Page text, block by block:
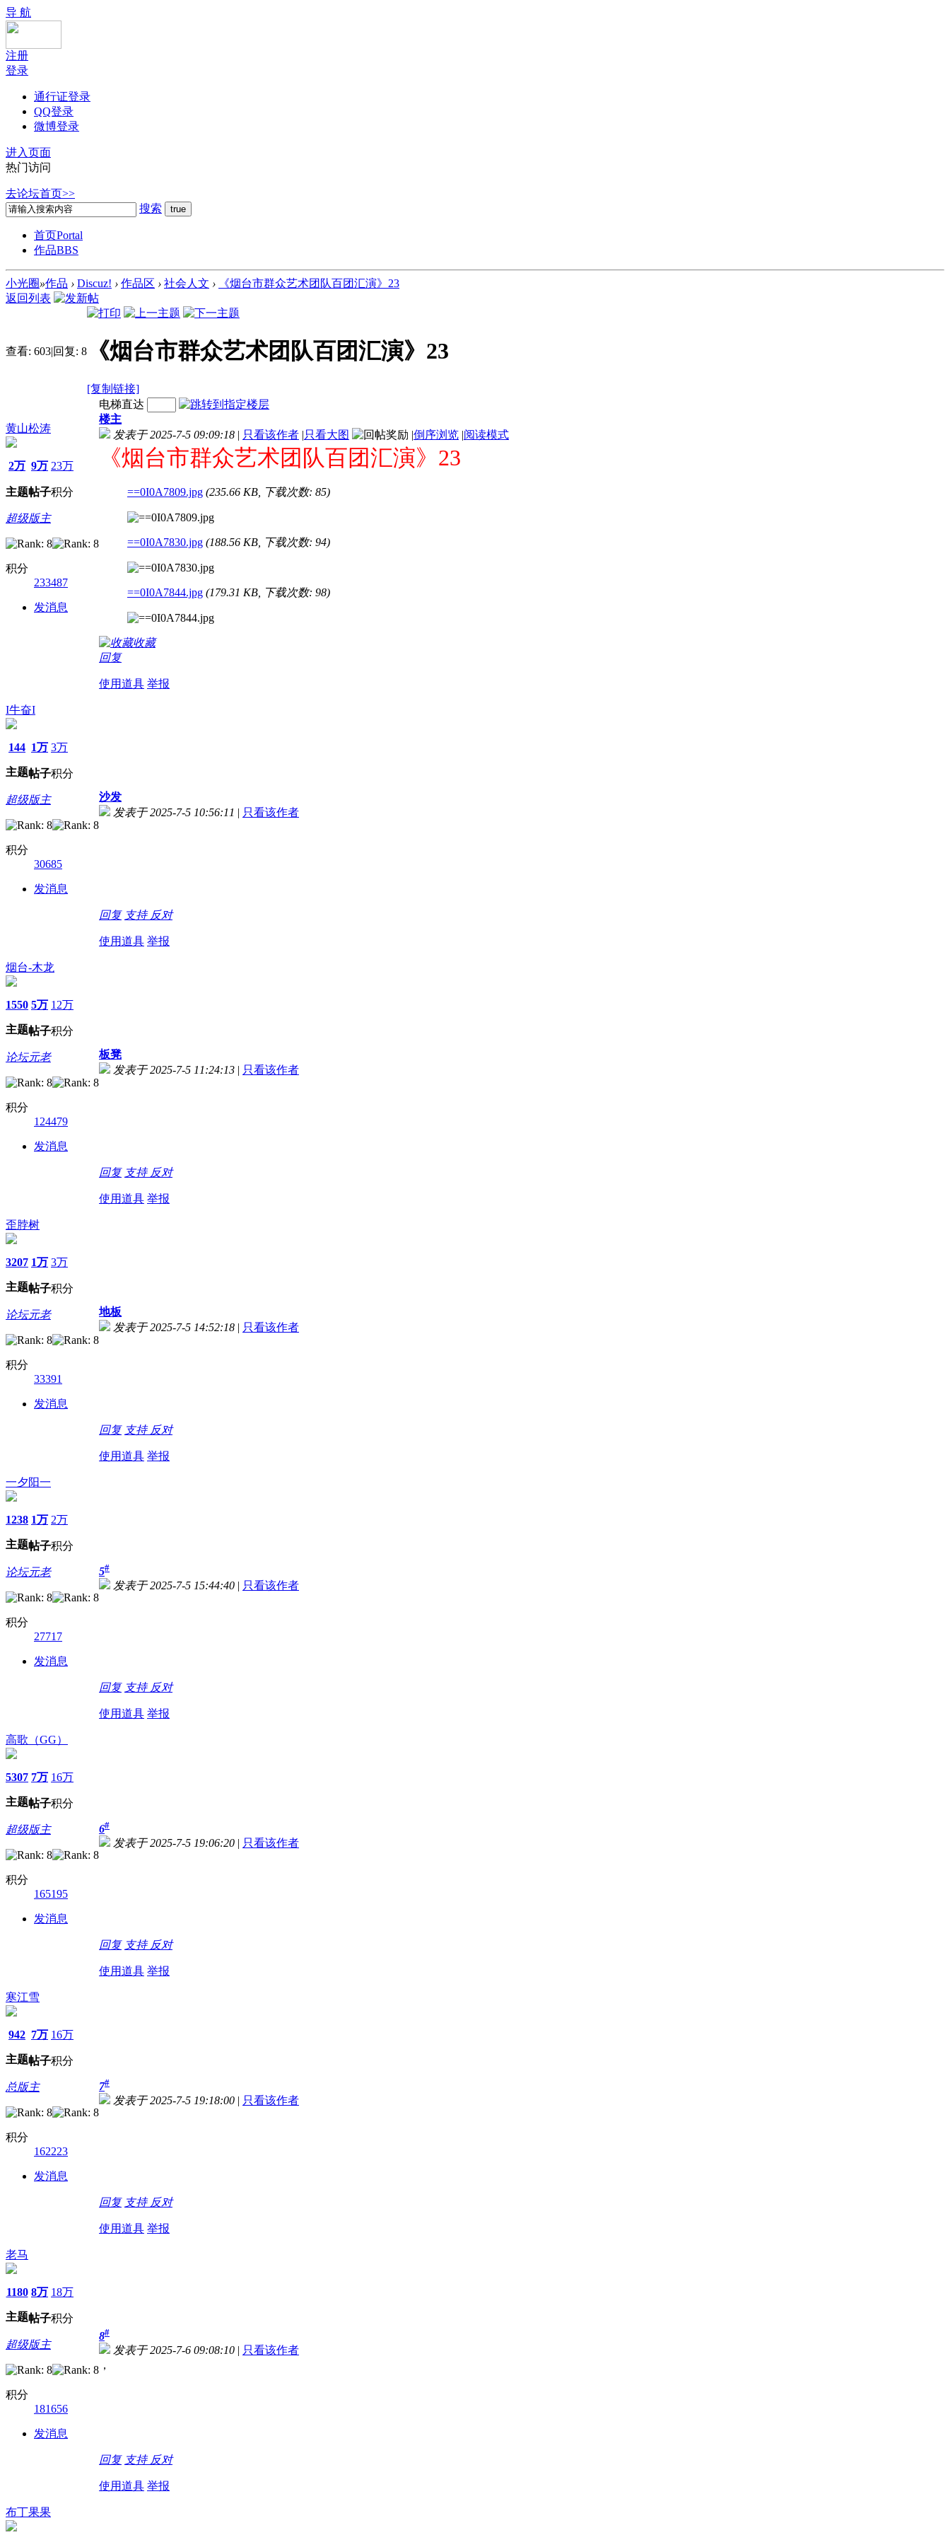
导 航
注册
登录
通行证登录
QQ登录
微博登录
进入页面
热门访问
去论坛首页>>
搜索
首页Portal
作品BBS
小光圈»作品 › Discuz! › 作品区 › 社会人文 ›
《烟台市群众艺术团队百团汇演》23
返回列表
查看: 603|回复: 8 《烟台市群众艺术团队百团汇演》23
[复制链接]
黄山松涛
2万
主题
9万
帖子
23万
积分
超级版主
积分
233487
发消息
电梯直达
楼主
发表于 2025-7-5 09:09:18 | 只看该作者 |只看大图 |倒序浏览 |阅读模式
《烟台市群众艺术团队百团汇演》23
==0I0A7809.jpg (235.66 KB, 下载次数: 85)
==0I0A7830.jpg (188.56 KB, 下载次数: 94)
==0I0A7844.jpg (179.31 KB, 下载次数: 98)
收藏
回复
使用道具 举报
I牛奋I
144
主题
1万
帖子
3万
积分
超级版主
积分
30685
发消息
沙发
发表于 2025-7-5 10:56:11 | 只看该作者
回复 支持 反对
使用道具 举报
烟台-木龙
1550
主题
5万
帖子
12万
积分
论坛元老
积分
124479
发消息
板凳
发表于 2025-7-5 11:24:13 | 只看该作者
回复 支持 反对
使用道具 举报
歪脖树
3207
主题
1万
帖子
3万
积分
论坛元老
积分
33391
发消息
地板
发表于 2025-7-5 14:52:18 | 只看该作者
回复 支持 反对
使用道具 举报
一夕阳一
1238
主题
1万
帖子
2万
积分
论坛元老
积分
27717
发消息
5#
发表于 2025-7-5 15:44:40 | 只看该作者
回复 支持 反对
使用道具 举报
高歌（GG）
5307
主题
7万
帖子
16万
积分
超级版主
积分
165195
发消息
6#
发表于 2025-7-5 19:06:20 | 只看该作者
回复 支持 反对
使用道具 举报
寒江雪
942
主题
7万
帖子
16万
积分
总版主
积分
162223
发消息
7#
发表于 2025-7-5 19:18:00 | 只看该作者
回复 支持 反对
使用道具 举报
老马
1180
主题
8万
帖子
18万
积分
超级版主
积分
181656
发消息
8#
发表于 2025-7-6 09:08:10 | 只看该作者
，
回复 支持 反对
使用道具 举报
布丁果果